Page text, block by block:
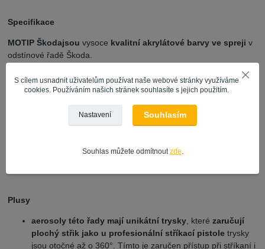
Specifikace
MOTIP Škodajsou vysoce kvalitní akrylátové barvy ve spreji v
odstínové řadě Škoda.
Pro český trh byla tato řada vyrobena ve speciálním balení 150
Motip Škoda akrylový sprej - Autosprej Škoda se vyrábí v
metalické) a konečně tuto řadu doplňuje bezbarvý akrylátový lak s
Plusy
aerosoly této řady mají unikátní trysky, kterézaručují
plochý střik jako u profesionální stříkací pistole trysky
jsou otočné až o 360°. Tímto je zaručen přístup při stříkaní i
S cílem usnadnit uživatelům používat naše webové stránky využíváme
cookies. Používáním našich stránek souhlasíte s jejich použitím.
Nastavení Souhlasím
Souhlas můžete odmítnout zde